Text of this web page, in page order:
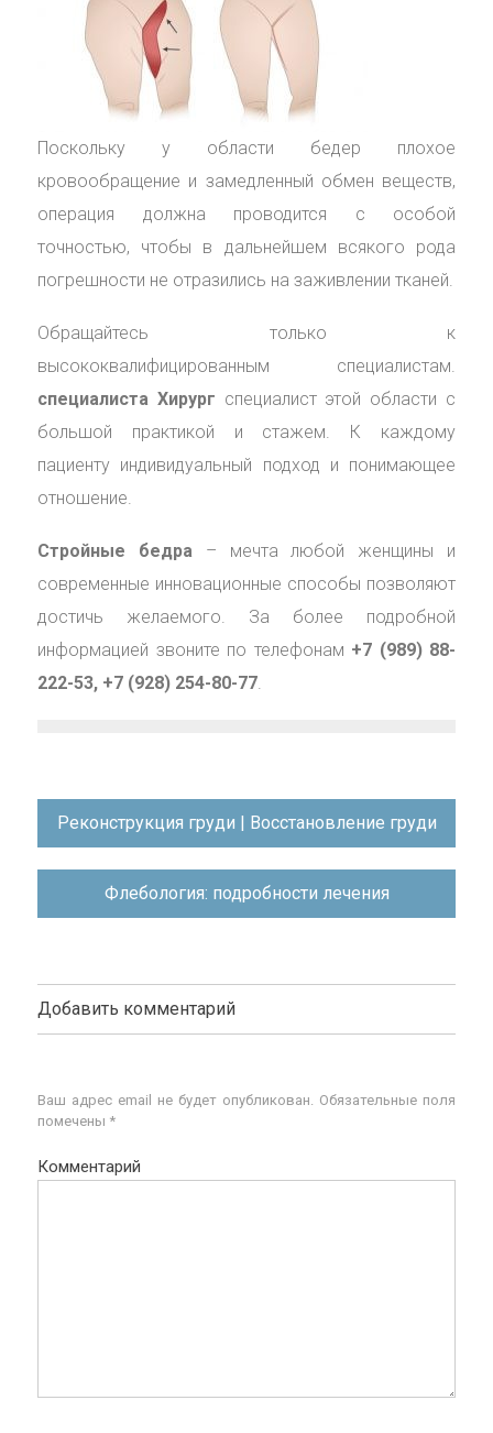
Поскольку у области бедер плохое
кровообращение и замедленный обмен веществ,
операция должна проводится с особой
точностью, чтобы в дальнейшем всякого рода
погрешности не отразились на заживлении тканей.
Обращайтесь только к
высококвалифицированным специалистам.
специалиста Хирург специалист этой области с
большой практикой и стажем. К каждому
пациенту индивидуальный подход и понимающее
отношение.
Стройные бедра – мечта любой женщины и
современные инновационные способы позволяют
достичь желаемого. За более подробной
информацией звоните по телефонам +7 (989) 88-
222-53, +7 (928) 254-80-77
Навигация
Реконструкция груди | Восстановление груди
Флебология: подробности лечения
Добавить комментарий
Ваш адрес email не будет опубликован.
Обязательные поля
помечены *
Комментарий